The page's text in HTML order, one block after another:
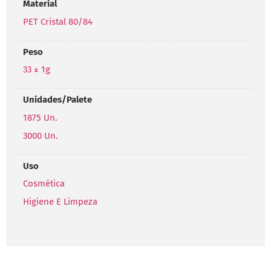
Material
PET Cristal 80/84
Peso
33 ± 1g
Unidades/Palete
1875 Un.
3000 Un.
Uso
Cosmética
Higiene E Limpeza